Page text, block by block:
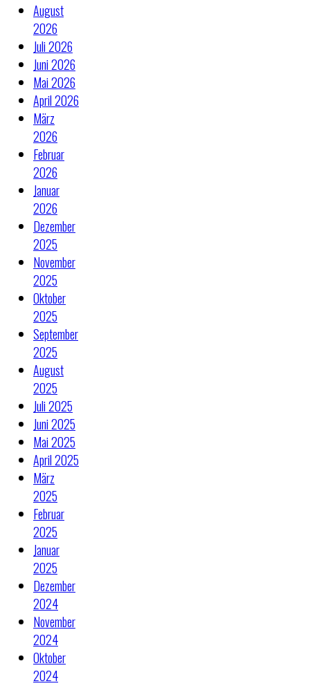
August
2026
Juli 2026
Juni 2026
Mai 2026
April 2026
März
2026
Februar
2026
Januar
2026
Dezember
2025
November
2025
Oktober
2025
September
2025
August
2025
Juli 2025
Juni 2025
Mai 2025
April 2025
März
2025
Februar
2025
Januar
2025
Dezember
2024
November
2024
Oktober
2024